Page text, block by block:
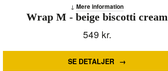
Wrap M - beige biscotti cream
549 kr.
SE DETALJER
Mere information